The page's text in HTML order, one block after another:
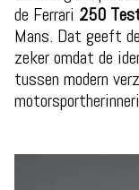
de Ferrari 250
Mans. Dat geeft
zeker omdat de
tussen modern